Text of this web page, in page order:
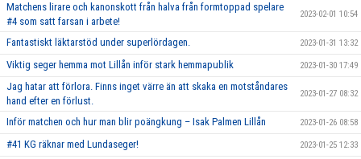
Matchens lirare och kanonskott från halva från formtoppad spelare
#4 som satt farsan i arbete!
2023-02-01 10:54
Fantastiskt läktarstöd under superlördagen. 2023-01-31 13:32
Viktig seger hemma mot Lillån inför stark hemmapublik 2023-01-30 17:49
Jag hatar att förlora. Finns inget värre än att skaka en motståndares
hand efter en förlust.
2023-01-27 08:32
Inför matchen och hur man blir poängkung – Isak Palmen Lillån 2023-01-26 08:58
#41 KG räknar med Lundaseger! 2023-01-25 12:33